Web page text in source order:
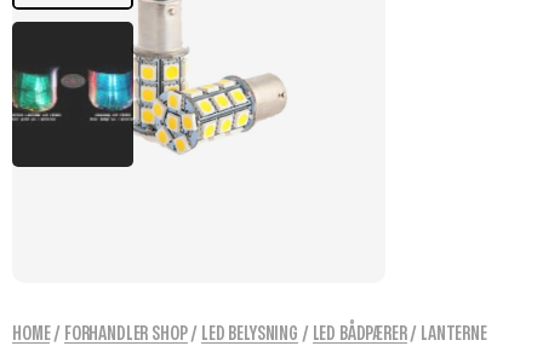
HOME/ FORHANDLER SHOP/ LED BELYSNING / LED BÅDPÆRER/ LANTERNE